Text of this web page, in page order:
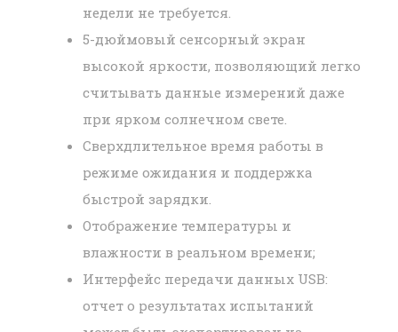
недели не требуется.
5-дюймовый сенсорный экран
высокой яркости, позволяющий легко
считывать данные измерений даже
при ярком солнечном свете.
Сверхдлительное время работы в
режиме ожидания и поддержка
быстрой зарядки.
Отображение температуры и
влажности в реальном времени;
Интерфейс передачи данных USB:
отчет о результатах испытаний